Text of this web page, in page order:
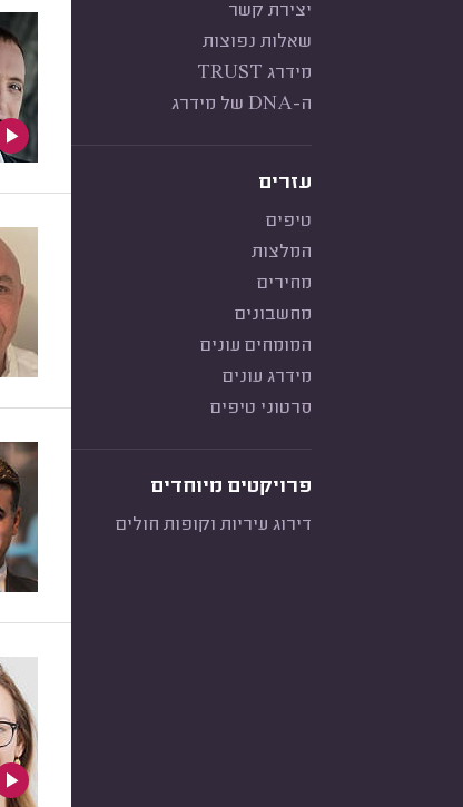
יצירת קשר
שאלות נפוצות
מידרג TRUST
ה-DNA של מידרג
עזרים
טיפים
המלצות
מחירים
מחשבונים
המומחים עונים
מידרג עונים
סרטוני טיפים
פרויקטים מיוחדים
דירוג עיריות וקופות חולים